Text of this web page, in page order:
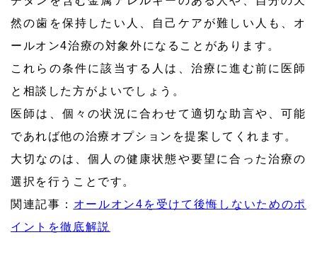
然の歯を保持したい人、自己ケアが難しい人も、オ
ールオン4治療の対象外になることがあります。
これらの条件に該当する人は、治療に進む前に医師
と相談した方がよいでしょう。
医師は、個々の状況に合わせて適切な助言や、可能
であれば他の治療オプションを提案してくれます。
大切なのは、個人の健康状態や要望に合った治療の
選択を行うことです。
関連記事： オールオン4を受けて後悔しないためのポ
イントを徹底解説